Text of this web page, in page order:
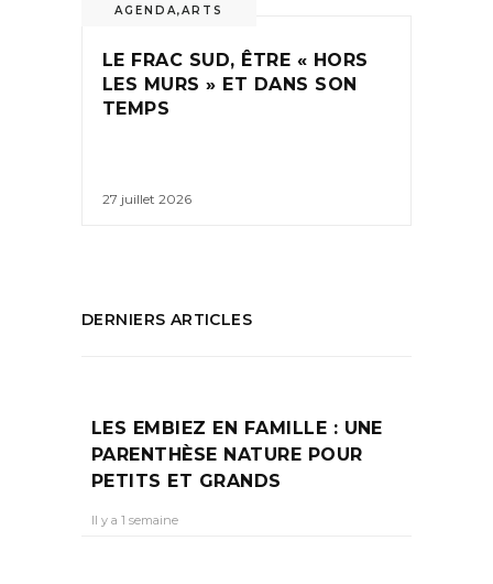
AGENDA,ARTS
LE FRAC SUD, ÊTRE « HORS
LES MURS » ET DANS SON
TEMPS
27 juillet 2026
DERNIERS ARTICLES
LES EMBIEZ EN FAMILLE : UNE
PARENTHÈSE NATURE POUR
PETITS ET GRANDS
Il y a 1 semaine